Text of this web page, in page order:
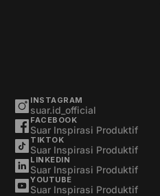
INSTAGRAM
suar.id_official
FACEBOOK
Suar Inspirasi Produktif
TIKTOK
Suar Inspirasi Produktif
LINKEDIN
Suar Inspirasi Produktif
YOUTUBE
Suar Inspirasi Produktif